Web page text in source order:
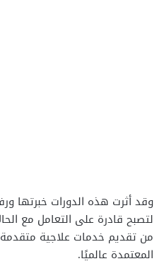
وقد أثرت هذه الدورات خبرتها
لتصبح قادرة على التعامل مع
من تقديم خدمات علاجية
المعتمدة عالميًا.